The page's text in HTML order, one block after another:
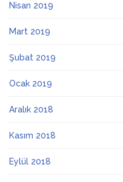
Nisan 2019
Mart 2019
Şubat 2019
Ocak 2019
Aralık 2018
Kasım 2018
Eylül 2018